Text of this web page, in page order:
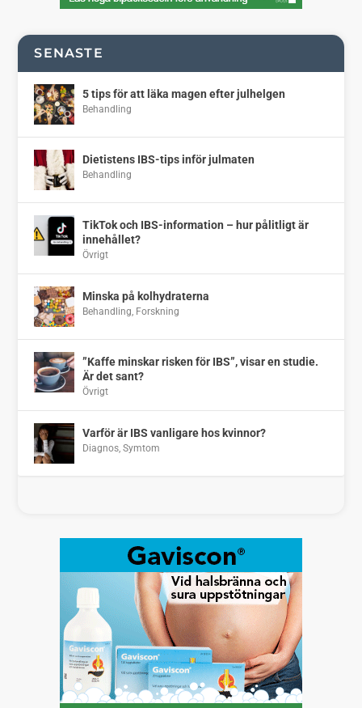
SENASTE
5 tips för att läka magen efter julhelgen
Behandling
Dietistens IBS-tips inför julmaten
Behandling
TikTok och IBS-information – hur pålitligt är
innehållet?
Övrigt
Minska på kolhydraterna
Behandling, Forskning
”Kaffe minskar risken för IBS”, visar en studie.
Är det sant?
Övrigt
Varför är IBS vanligare hos kvinnor?
Diagnos,Symtom